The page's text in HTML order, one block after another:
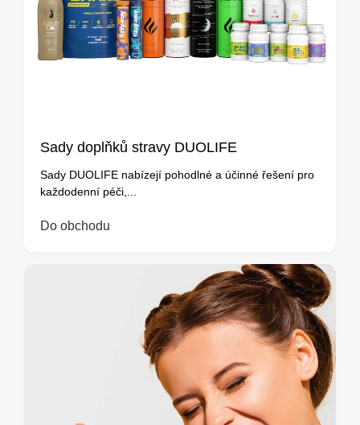
Sady doplňků stravy DUOLIFE
Sady DUOLIFE nabízejí pohodlné a účinné řešení pro
každodenní péči,...
Do obchodu